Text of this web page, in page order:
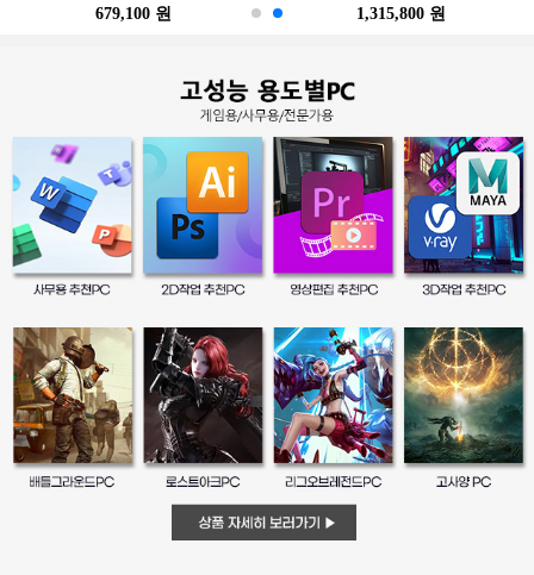
679,100 원 1,315,800 원
402,900 원 486,200 원
249,000 원 247,500 원
490,500 원 39,300 원
259,000 원 396,000 원